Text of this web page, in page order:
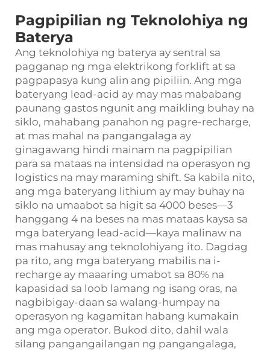
Pagpipilian ng Teknolohiya ng
Baterya
Ang teknolohiya ng baterya ay sentral sa
pagganap ng mga elektrikong forklift at sa
pagpapasya kung alin ang pipiliin. Ang mga
bateryang lead-acid ay may mas mababang
paunang gastos ngunit ang maikling buhay na
siklo, mahabang panahon ng pagre-recharge,
at mas mahal na pangangalaga ay
ginagawang hindi mainam na pagpipilian
para sa mataas na intensidad na operasyon ng
logistics na may maraming shift. Sa kabila nito,
ang mga bateryang lithium ay may buhay na
siklo na umaabot sa higit sa 4000 beses—3
hanggang 4 na beses na mas mataas kaysa sa
mga bateryang lead-acid—kaya malinaw na
mas mahusay ang teknolohiyang ito. Dagdag
pa rito, ang mga bateryang mabilis na i-
recharge ay maaaring umabot sa 80% na
kapasidad sa loob lamang ng isang oras, na
nagbibigay-daan sa walang-humpay na
operasyon ng kagamitan habang kumakain
ang mga operator. Bukod dito, dahil wala
silang pangangailangan ng pangangalaga,